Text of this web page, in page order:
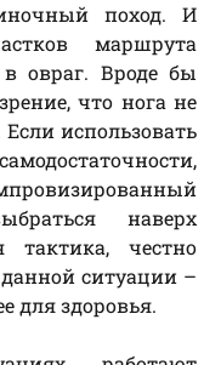
поход. И
маршрута
в овраг. Вроде бы
что нога не
использовать
наверх
тактика, честно
ситуации –
для здоровья.